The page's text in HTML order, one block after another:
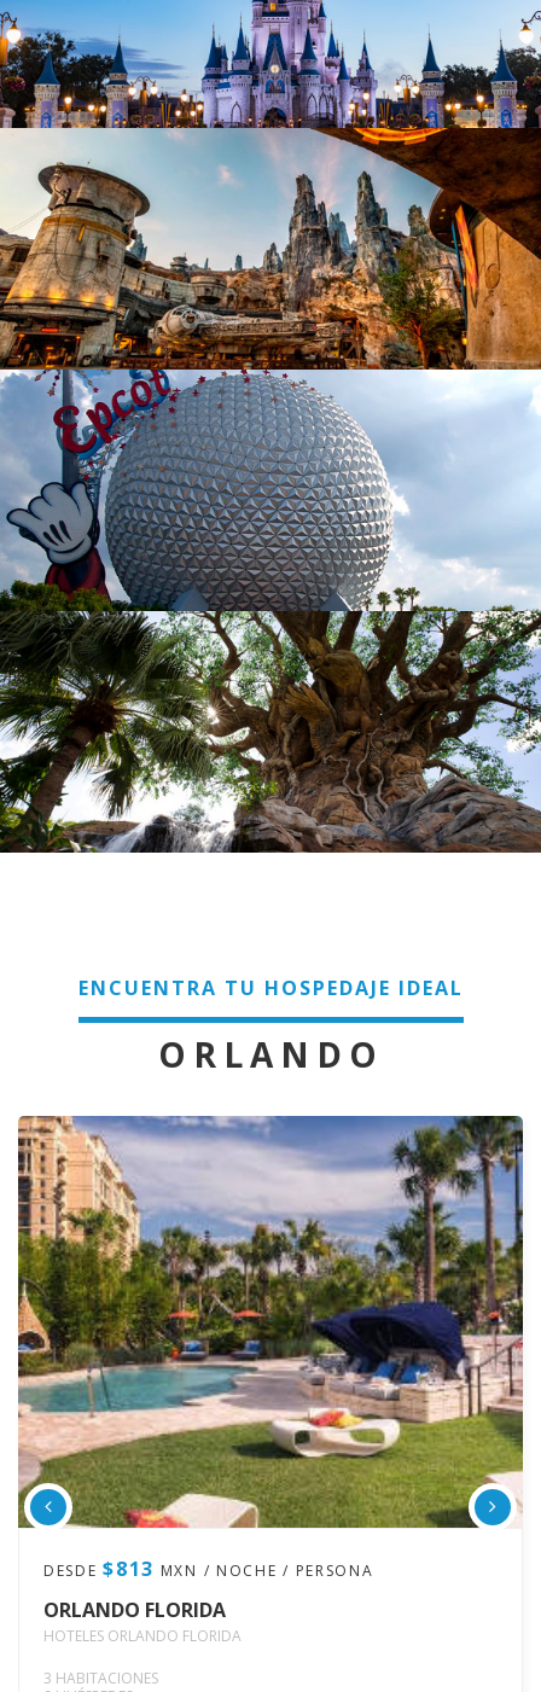
ENCUENTRA TU HOSPEDAJE IDEAL
ORLANDO
DESDE$813 MXN / NOCHE / PERSONA
ORLANDO FLORIDA
HOTELES ORLANDO FLORIDA
3 HABITACIONES